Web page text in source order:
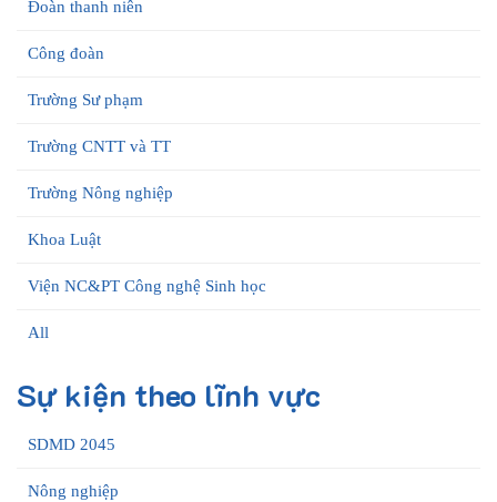
Đoàn thanh niên
Công đoàn
Trường Sư phạm
Trường CNTT và TT
Trường Nông nghiệp
Khoa Luật
Viện NC&PT Công nghệ Sinh học
All
Sự kiện theo lĩnh vực
SDMD 2045
Nông nghiệp